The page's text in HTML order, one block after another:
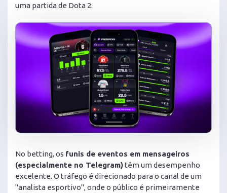
uma partida de Dota 2.
No betting, os funis de eventos em mensageiros
(especialmente no Telegram)têm um desempenho
excelente. O tráfego é direcionado para o canal de um
"analista esportivo", onde o público é primeiramente